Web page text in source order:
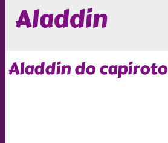
Aladdin
Aladdin do capiroto